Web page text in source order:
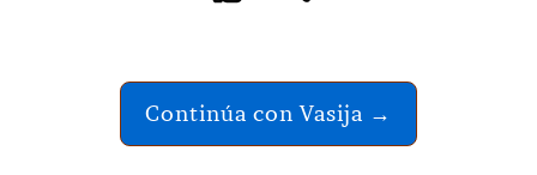
Continúa con Vasija →